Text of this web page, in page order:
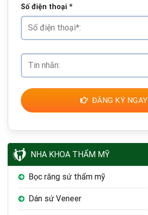
Số điện thoại *
ĐĂNG KÝ NGAY
NHA KHOA THẨM MỸ
Bọc răng sứ thẩm mỹ
Dán sứ Veneer